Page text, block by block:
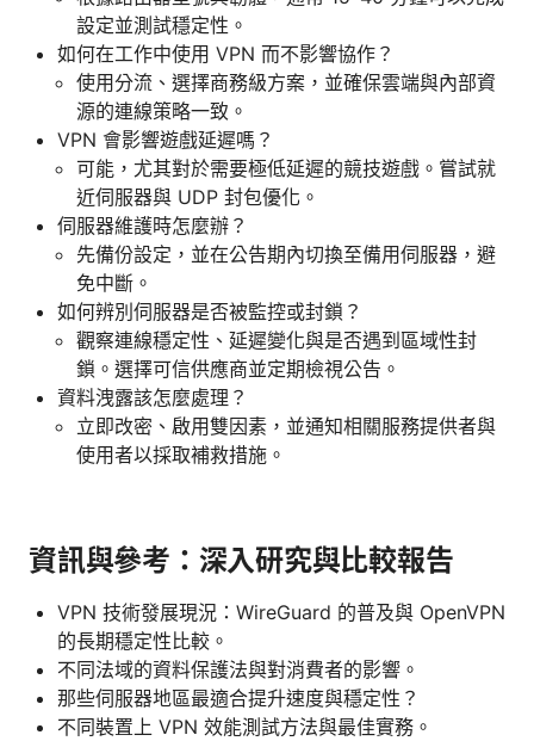
設定並測試穩定性。
如何在工作中使用 VPN 而不影響協作？
使用分流、選擇商務級方案，並確保雲端與內部資
源的連線策略一致。
VPN 會影響遊戲延遲嗎？
可能，尤其對於需要極低延遲的競技遊戲。嘗試就
近伺服器與 UDP 封包優化。
伺服器維護時怎麼辦？
先備份設定，並在公告期內切換至備用伺服器，避
免中斷。
如何辨別伺服器是否被監控或封鎖？
觀察連線穩定性、延遲變化與是否遇到區域性封
鎖。選擇可信供應商並定期檢視公告。
資料洩露該怎麼處理？
立即改密、啟用雙因素，並通知相關服務提供者與
使用者以採取補救措施。
資訊與參考：深入研究與比較報告
VPN 技術發展現況：WireGuard 的普及與 OpenVPN
的長期穩定性比較。
不同法域的資料保護法與對消費者的影響。
那些伺服器地區最適合提升速度與穩定性？
不同裝置上 VPN 效能測試方法與最佳實務。